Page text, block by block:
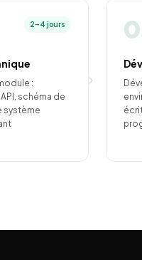
2–4 jours
:
schéma de
système